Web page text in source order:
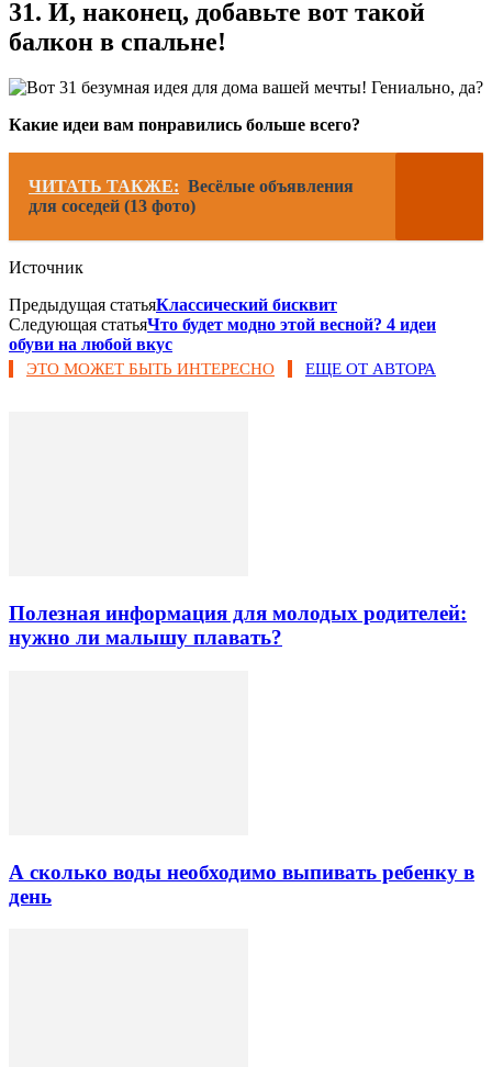
31. И, наконец, добавьте вот такой
балкон в спальне!
Какие идеи вам понравились больше всего?
ЧИТАТЬ ТАКЖЕ: Весёлые объявления
для соседей (13 фото)
Источник
Предыдущая статьяКлассический бисквит
Следующая статьяЧто будет модно этой весной? 4 идеи
обуви на любой вкус
ЭТО МОЖЕТ БЫТЬ ИНТЕРЕСНО ЕЩЕ ОТ АВТОРА
Полезная информация для молодых родителей:
нужно ли малышу плавать?
А сколько воды необходимо выпивать ребенку в
день